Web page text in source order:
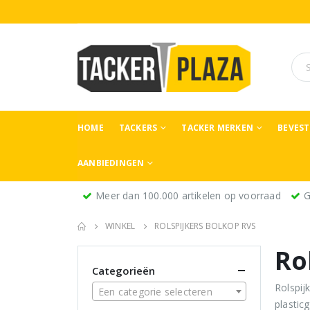
HOME TACKERS TACKER MERKEN
AANBIEDINGEN
Meer dan 100.000 artikelen op voorraad
WINKEL ROLSPIJKERS BOLKOP RVS
Categorieën
Een categorie selecteren